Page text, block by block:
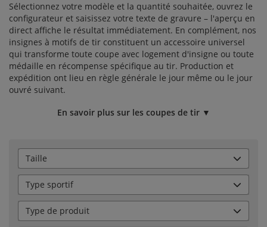
Sélectionnez votre modèle et la quantité souhaitée, ouvrez le
configurateur et saisissez votre texte de gravure – l'aperçu en
direct affiche le résultat immédiatement. En complément, nos
insignes à motifs de tir constituent un accessoire universel
qui transforme toute coupe avec logement d'insigne ou toute
médaille en récompense spécifique au tir. Production et
expédition ont lieu en règle générale le jour même ou le jour
ouvré suivant.
En savoir plus sur les coupes de tir ▼
Taille
Type sportif
Type de produit